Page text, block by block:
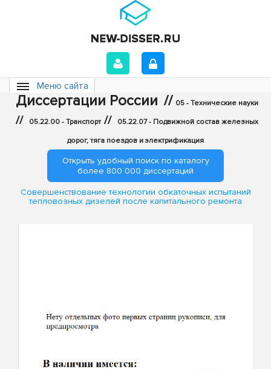
Меню сайта
Диссертации России // 05 - Технические науки
// 05.22.00 - Транспорт // 05.22.07 - Подвижной состав железных
дорог, тяга поездов и электрификация
Открыть удобный поиск по каталогу
более 800 000 диссертаций
Совершенствование технологии обкаточных испытаний
тепловозных дизелей после капитального ремонта